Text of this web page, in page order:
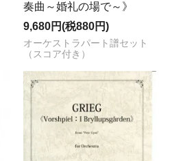
奏曲～婚礼の場で～》
9,680円(税880円)
オーケストラパート譜セット
（スコア付き）